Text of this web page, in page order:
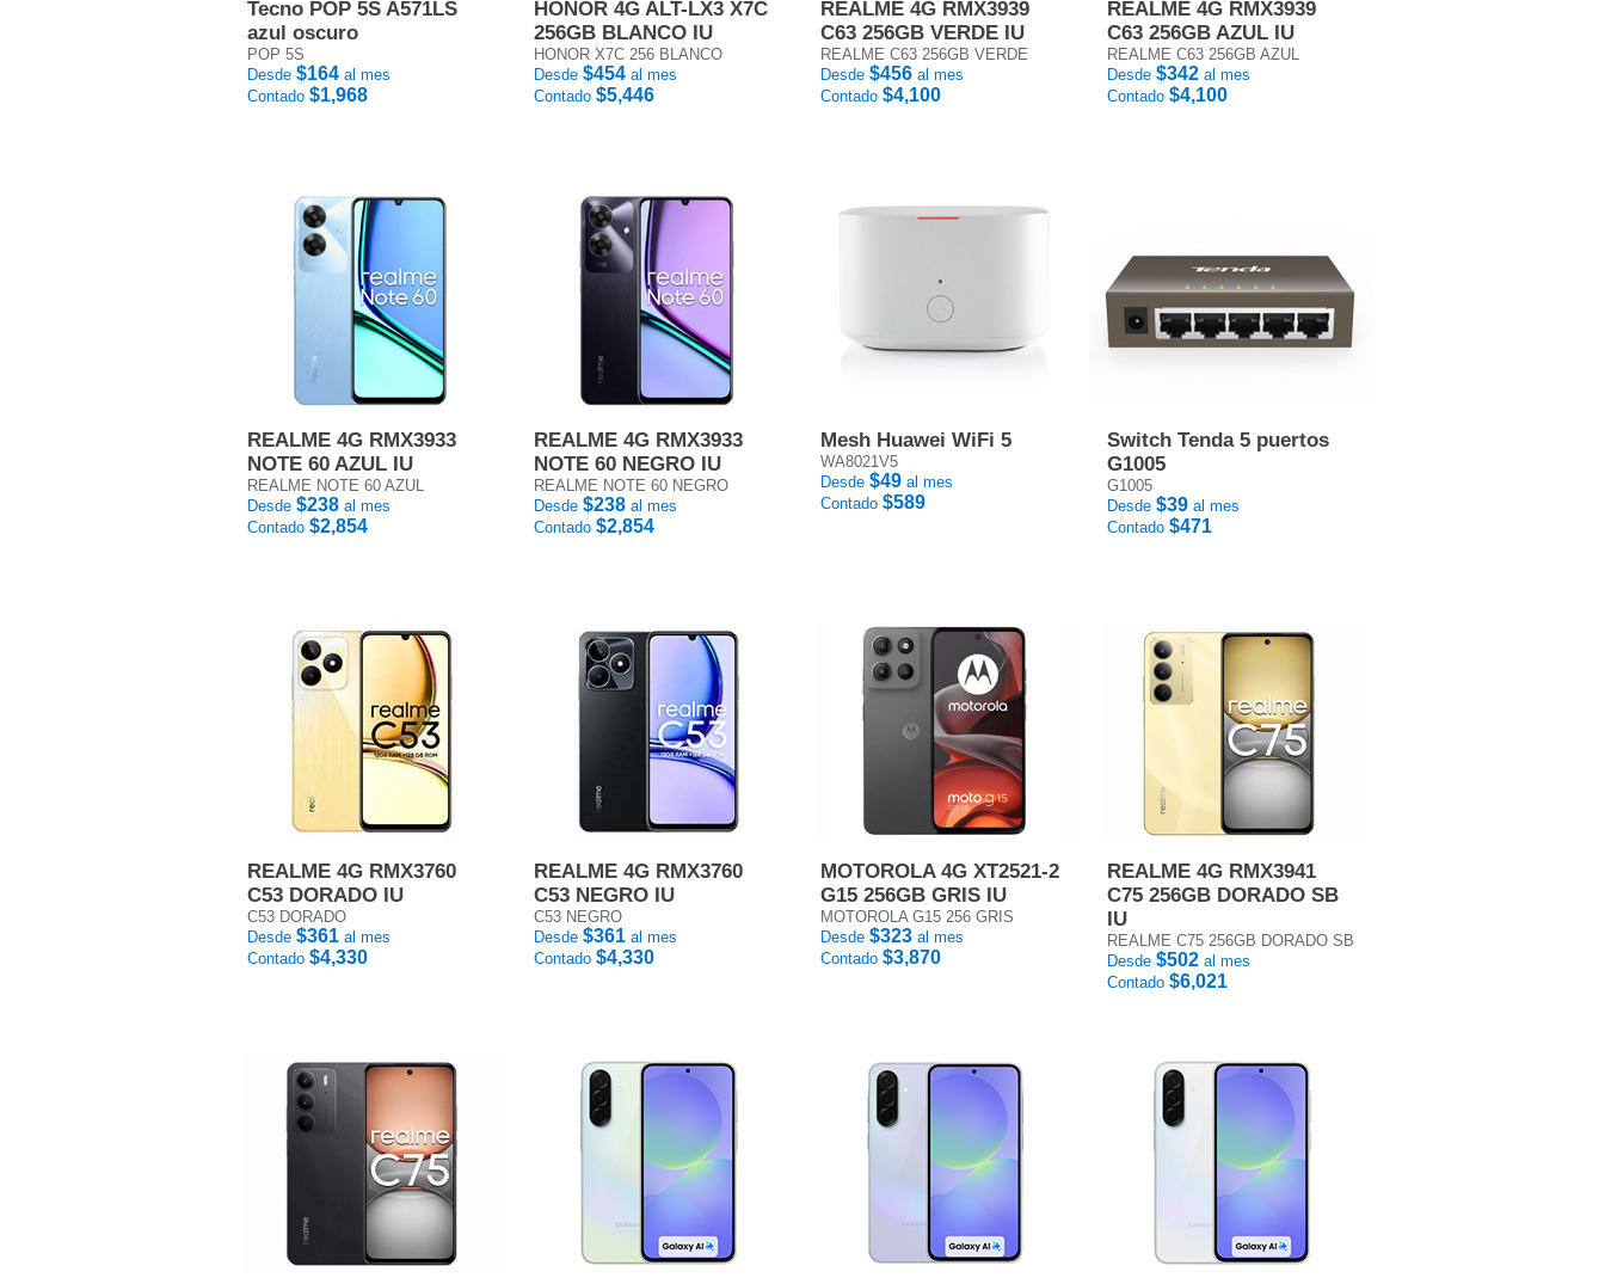
Tecno POP 5S A571LS
azul oscuro
POP 5S
Desde $164 al mes
Contado $1,968
HONOR 4G ALT-LX3 X7C
256GB BLANCO IU
HONOR X7C 256 BLANCO
Desde $454 al mes
Contado $5,446
REALME 4G RMX3939
C63 256GB VERDE IU
REALME C63 256GB VERDE
Desde $456 al mes
Contado $4,100
REALME 4G RMX3939
C63 256GB AZUL IU
REALME C63 256GB AZUL
Desde $342 al mes
Contado $4,100
REALME 4G RMX3933
NOTE 60 AZUL IU
REALME NOTE 60 AZUL
Desde $238 al mes
Contado $2,854
REALME 4G RMX3933
NOTE 60 NEGRO IU
REALME NOTE 60 NEGRO
Desde $238 al mes
Contado $2,854
Mesh Huawei WiFi 5
WA8021V5
Desde $49 al mes
Contado $589
Switch Tenda 5 puertos
G1005
G1005
Desde $39 al mes
Contado $471
REALME 4G RMX3760
C53 DORADO IU
C53 DORADO
Desde $361 al mes
Contado $4,330
REALME 4G RMX3760
C53 NEGRO IU
C53 NEGRO
Desde $361 al mes
Contado $4,330
MOTOROLA 4G XT2521-2
G15 256GB GRIS IU
MOTOROLA G15 256 GRIS
Desde $323 al mes
Contado $3,870
REALME 4G RMX3941
C75 256GB DORADO SB
IU
REALME C75 256GB DORADO SB
Desde $502 al mes
Contado $6,021